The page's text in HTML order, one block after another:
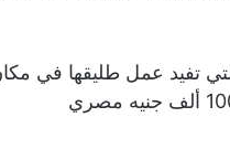
تفيد عمل طليقها في